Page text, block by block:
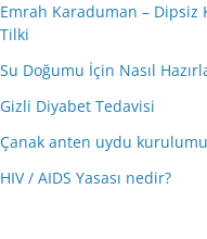
Emrah Karaduman – Dipsiz
Tilki
Su Doğumu İçin Nasıl
Gizli Diyabet Tedavisi
Çanak anten uydu
HIV / AIDS Yasası nedir?